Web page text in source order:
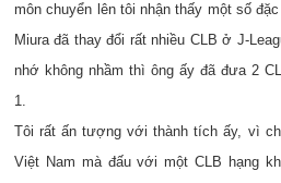
môn chuyển lên tôi nhận thấy một số
Miura đã thay đổi rất nhiều CLB ở J-
nhớ không nhầm thì ông ấy đã đưa 2
1.
Tôi rất ấn tượng với thành tích ấy, vì
Việt Nam mà đấu với một CLB hạng